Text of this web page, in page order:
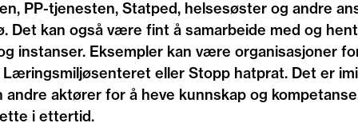
PP-tjenesten, Statped, helsesøster og andre
Det kan også være fint å samarbeide med og
instanser. Eksempler kan være organisasjoner
Læringsmiljøsenteret eller Stopp hatprat. Det er
andre aktører for å heve kunnskap og
i ettertid.